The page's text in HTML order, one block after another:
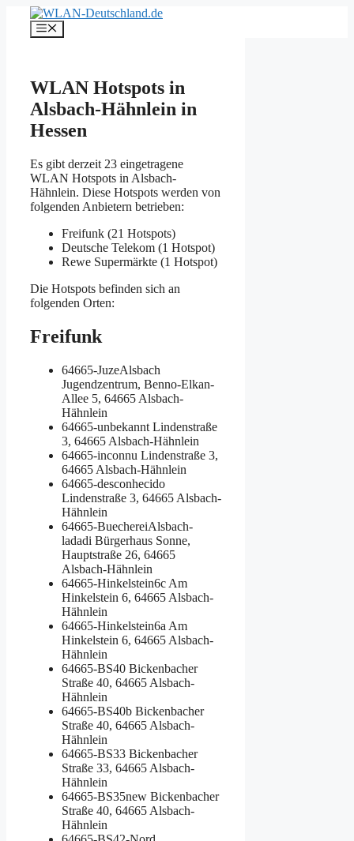
Inhalt
springen
Menü
WLAN Hotspots in
Alsbach-Hähnlein in
Hessen
Es gibt derzeit 23 eingetragene
WLAN Hotspots in Alsbach-
Hähnlein. Diese Hotspots werden von
folgenden Anbietern betrieben:
Freifunk (21 Hotspots)
Deutsche Telekom (1 Hotspot)
Rewe Supermärkte (1 Hotspot)
Die Hotspots befinden sich an
folgenden Orten:
Freifunk
64665-JuzeAlsbach
Jugendzentrum, Benno-Elkan-
Allee 5, 64665 Alsbach-
Hähnlein
64665-unbekannt Lindenstraße
3, 64665 Alsbach-Hähnlein
64665-inconnu Lindenstraße 3,
64665 Alsbach-Hähnlein
64665-desconhecido
Lindenstraße 3, 64665 Alsbach-
Hähnlein
64665-BuechereiAlsbach-
ladadi Bürgerhaus Sonne,
Hauptstraße 26, 64665
Alsbach-Hähnlein
64665-Hinkelstein6c Am
Hinkelstein 6, 64665 Alsbach-
Hähnlein
64665-Hinkelstein6a Am
Hinkelstein 6, 64665 Alsbach-
Hähnlein
64665-BS40 Bickenbacher
Straße 40, 64665 Alsbach-
Hähnlein
64665-BS40b Bickenbacher
Straße 40, 64665 Alsbach-
Hähnlein
64665-BS33 Bickenbacher
Straße 33, 64665 Alsbach-
Hähnlein
64665-BS35new Bickenbacher
Straße 40, 64665 Alsbach-
Hähnlein